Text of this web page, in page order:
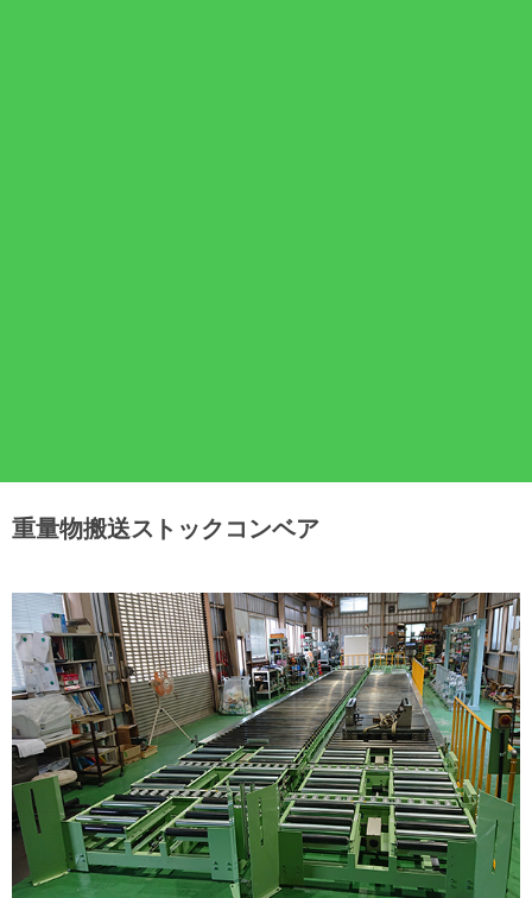
重量物搬送ストックコンベア